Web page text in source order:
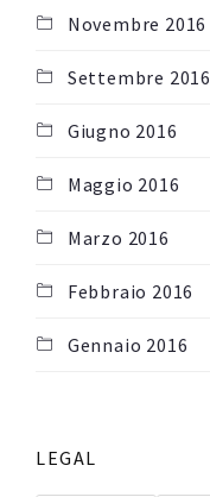
Novembre 2016
Settembre 2016
Giugno 2016
Maggio 2016
Marzo 2016
Febbraio 2016
Gennaio 2016
LEGAL